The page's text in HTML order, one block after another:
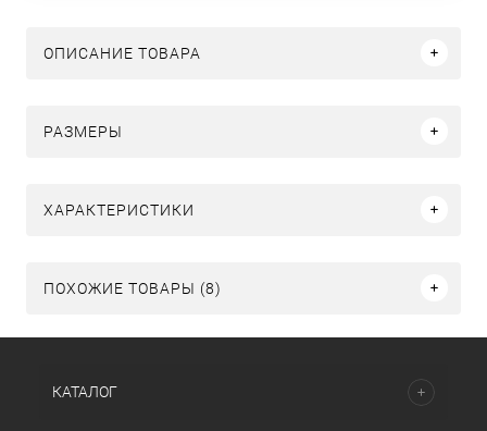
ОПИСАНИЕ ТОВАРА
РАЗМЕРЫ
ХАРАКТЕРИСТИКИ
ПОХОЖИЕ ТОВАРЫ (8)
КАТАЛОГ